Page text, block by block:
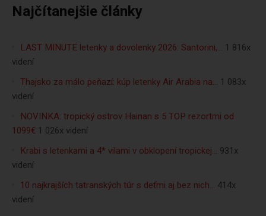
Najčítanejšie články
LAST MINUTE letenky a dovolenky 2026: Santorini,… 1 816x
videní
Thajsko za málo peňazí: kúp letenky Air Arabia na… 1 083x
videní
NOVINKA: tropický ostrov Hainan s 5 TOP rezortmi od
1099€ 1 026x videní
Krabi s letenkami a 4* vilami v obklopení tropickej… 931x
videní
10 najkrajších tatranských túr s deťmi aj bez nich… 414x
videní